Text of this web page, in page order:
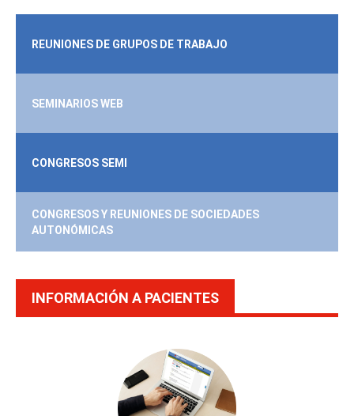
REUNIONES DE GRUPOS DE TRABAJO
SEMINARIOS WEB
CONGRESOS SEMI
CONGRESOS Y REUNIONES DE SOCIEDADES
AUTONÓMICAS
INFORMACIÓN A PACIENTES